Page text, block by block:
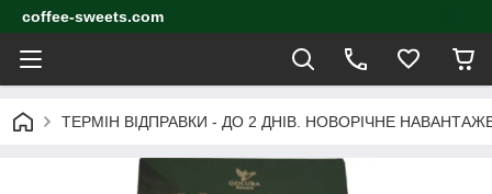
coffee-sweets.com
ТЕРМІН ВІДПРАВКИ - ДО 2 ДНІВ. НОВОРІЧНЕ